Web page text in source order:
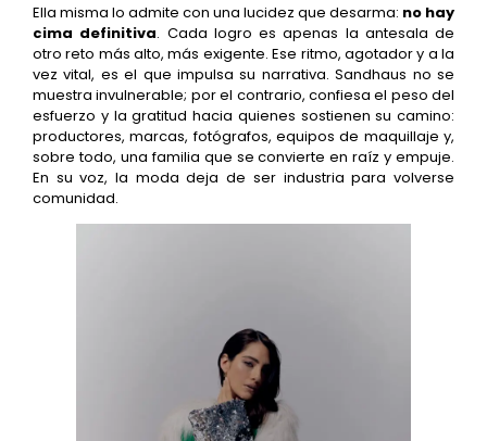
Ella misma lo admite con una lucidez que desarma: no hay
cima definitiva. Cada logro es apenas la antesala de
otro reto más alto, más exigente. Ese ritmo, agotador y a la
vez vital, es el que impulsa su narrativa. Sandhaus no se
muestra invulnerable; por el contrario, confiesa el peso del
esfuerzo y la gratitud hacia quienes sostienen su camino:
productores, marcas, fotógrafos, equipos de maquillaje y,
sobre todo, una familia que se convierte en raíz y empuje.
En su voz, la moda deja de ser industria para volverse
comunidad.